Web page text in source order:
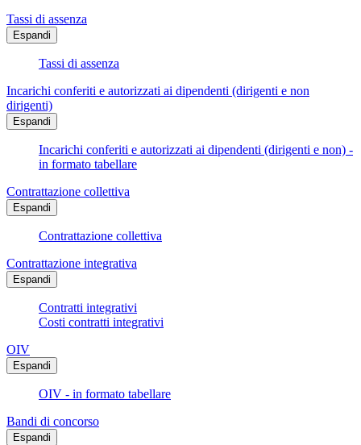
Tassi di assenza
Espandi
Tassi di assenza
Incarichi conferiti e autorizzati ai dipendenti (dirigenti e non
dirigenti)
Espandi
Incarichi conferiti e autorizzati ai dipendenti (dirigenti e non) -
in formato tabellare
Contrattazione collettiva
Espandi
Contrattazione collettiva
Contrattazione integrativa
Espandi
Contratti integrativi
Costi contratti integrativi
OIV
Espandi
OIV - in formato tabellare
Bandi di concorso
Espandi